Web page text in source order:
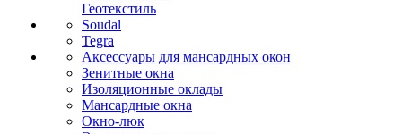
Геотекстиль
Soudal
Tegra
Аксессуары для мансардных окон
Зенитные окна
Изоляционные оклады
Мансардные окна
Окно-люк